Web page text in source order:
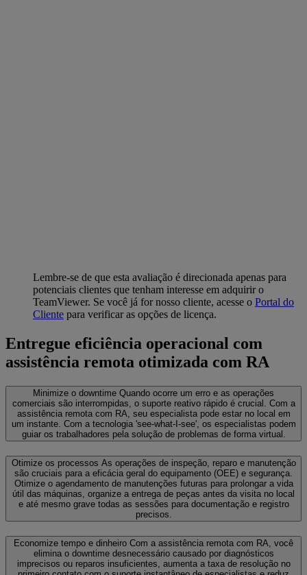
Lembre-se de que esta avaliação é direcionada apenas para
potenciais clientes que tenham interesse em adquirir o
TeamViewer. Se você já for nosso cliente, acesse o Portal do
Cliente para verificar as opções de licença.
Entregue eficiência operacional com
assistência remota otimizada com RA
Minimize o downtime Quando ocorre um erro e as operações
comerciais são interrompidas, o suporte reativo rápido é crucial. Com a
assistência remota com RA, seu especialista pode estar no local em
um instante. Com a tecnologia 'see-what-I-see', os especialistas podem
guiar os trabalhadores pela solução de problemas de forma virtual.
Otimize os processos As operações de inspeção, reparo e manutenção
são cruciais para a eficácia geral do equipamento (OEE) e segurança.
Otimize o agendamento de manutenções futuras para prolongar a vida
útil das máquinas, organize a entrega de peças antes da visita no local
e até mesmo grave todas as sessões para documentação e registro
precisos.
Economize tempo e dinheiro Com a assistência remota com RA, você
elimina o downtime desnecessário causado por diagnósticos
imprecisos ou reparos insuficientes, aumenta a taxa de resolução no